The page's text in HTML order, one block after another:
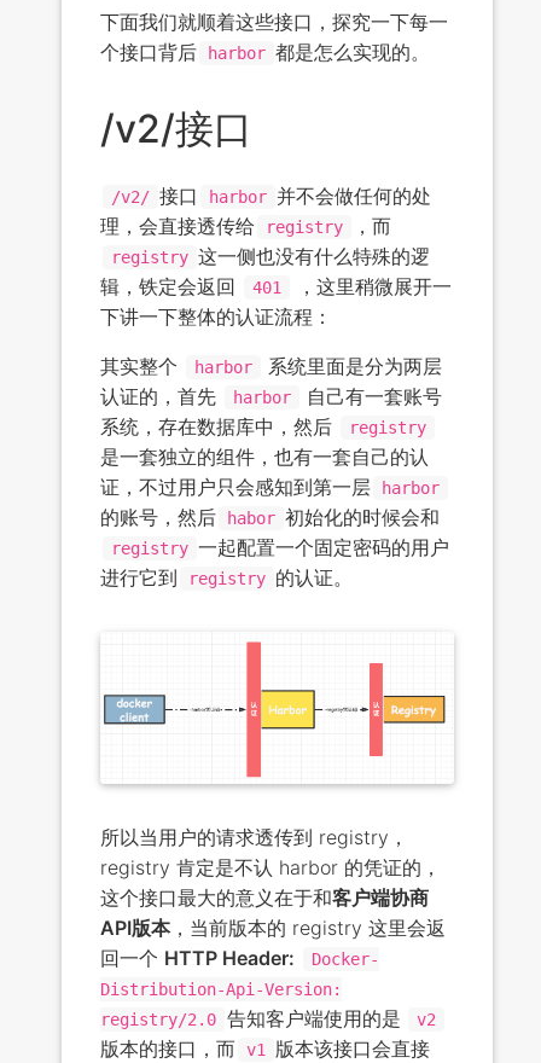
下面我们就顺着这些接口，探究一下每一
个接口背后
harbor 都是怎么实现的。
/v2/接口
/v2/ 接口 harbor 并不会做任何的处
理，会直接透传给
registry ，而
registry 这一侧也没有什么特殊的逻
辑，铁定会返回
401
，这里稍微展开一
下讲一下整体的认证流程：
其实整个 harbor
系统里面是分为两层
认证的，首先
harbor
自己有一套账号
系统，存在数据库中，然后
registry
是一套独立的组件，也有一套自己的认
证，不过用户只会感知到第一层
harbor
的账号，然后 habor 初始化的时候会和
registry 一起配置一个固定密码的用户
进行它到
registry 的认证。
所以当用户的请求透传到 registry，
registry 肯定是不认 harbor 的凭证的，
这个接口最大的意义在于和客户端协商
API版本，当前版本的 registry 这里会返
回一个 HTTP Header:
Docker-
Distribution-Api-Version:
registry/2.0 告知客户端使用的是 v2
版本的接口，而 v1 版本该接口会直接